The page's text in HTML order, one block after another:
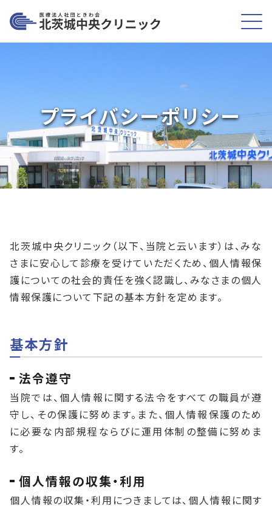
北茨城中央クリニック
プライバシーポリシー
北茨城中央クリニック（以下、当院と云います）は、みな
さまに安心して診療を受けていただくため、個人情報保
護についての社会的責任を強く認識し、みなさまの個人
情報保護について下記の基本方針を定めます。
基本方針
法令遵守
当院では、個人情報に関する法令をすべての職員が遵
守し、その保護に努めます。また、個人情報保護のため
に必要な内部規程ならびに運用体制の整備に努めま
す。
個人情報の収集・利用
個人情報の収集・利用につきましては、個人情報に関す